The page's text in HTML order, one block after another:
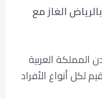
الغاز مع
المملكة العربية
لكل أنواع الأفراد